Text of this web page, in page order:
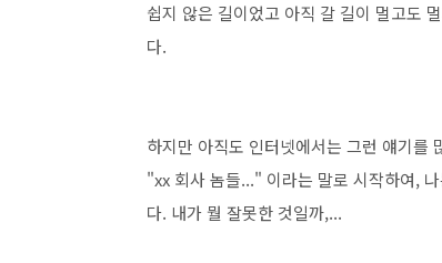
쉽지 않은 길이었고 아직 갈 길이 멀고도
다.
하지만 아직도 인터넷에서는 그런 얘기를
"xx 회사 놈들..." 이라는 말로 시작하여,
다. 내가 뭘 잘못한 것일까,...